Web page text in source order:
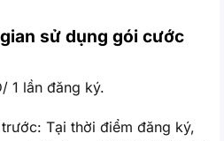
sử dụng gói cước
1 lần đăng ký.
Tại thời điểm đăng ký,